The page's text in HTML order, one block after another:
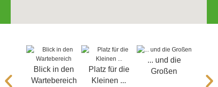
Blick in den
Wartebereich
Platz für die
Kleinen ...
... und die
Großen